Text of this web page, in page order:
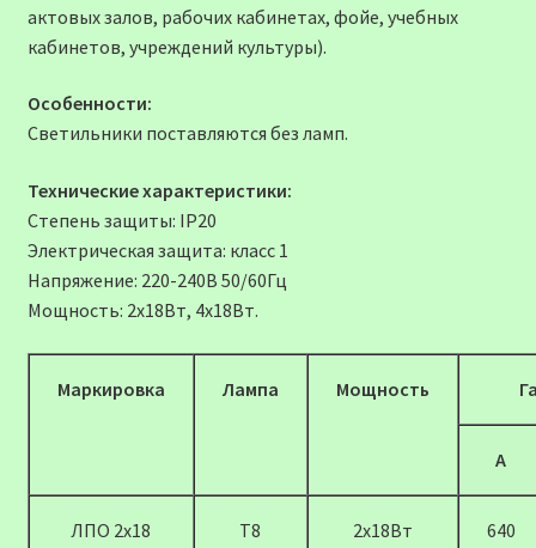
актовых залов, рабочих кабинетах, фойе, учебных
кабинетов, учреждений культуры).
Особенности:
Светильники поставляются без ламп.
Технические характеристики:
Степень защиты: IP20
Электрическая защита: класс 1
Напряжение: 220-240В 50/60Гц
Мощность: 2х18Вт, 4х18Вт.
Маркировка Лампа Мощность
А
ЛПО 2х18 Т8 2х18Вт 640